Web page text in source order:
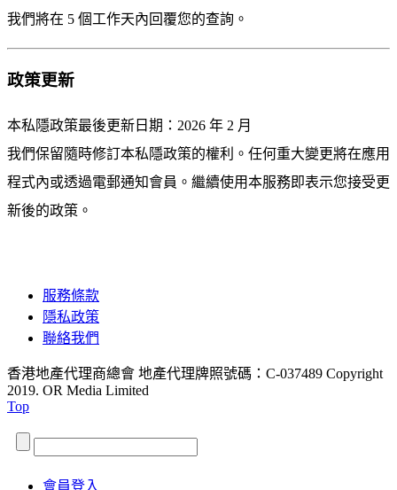
我們將在 5 個工作天內回覆您的查詢。
政策更新
本私隱政策最後更新日期： 2026 年 2 月
我們保留隨時修訂本私隱政策的權利。任何重大變更將在應用
程式內或透過電郵通知會員。繼續使用本服務即表示您接受更
新後的政策。
服務條款
隱私政策
聯絡我們
香港地產代理商總會 地產代理牌照號碼：C-037489 Copyright
2019. OR Media Limited
Top
會員登入